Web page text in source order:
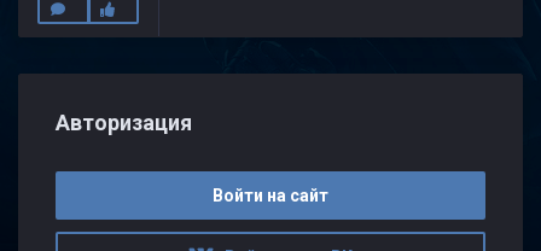
Авторизация
Войти на сайт